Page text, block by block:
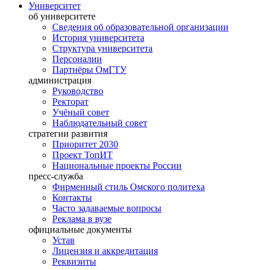
Университет
об университете
Сведения об образовательной организации
История университета
Структура университета
Персоналии
Партнёры ОмГТУ
администрация
Руководство
Ректорат
Учёный совет
Наблюдательный совет
стратегии развития
Приоритет 2030
Проект ТопИТ
Национальные проекты России
пресс-служба
Фирменный стиль Омского политеха
Контакты
Часто задаваемые вопросы
Реклама в вузе
официальные документы
Устав
Лицензия и аккредитация
Реквизиты